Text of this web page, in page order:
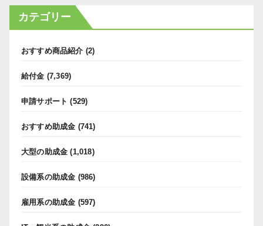
カテゴリー
おすすめ商品紹介 (2)
給付金 (7,369)
申請サポート (529)
おすすめ助成金 (741)
大型の助成金 (1,018)
設備系の助成金 (986)
雇用系の助成金 (597)